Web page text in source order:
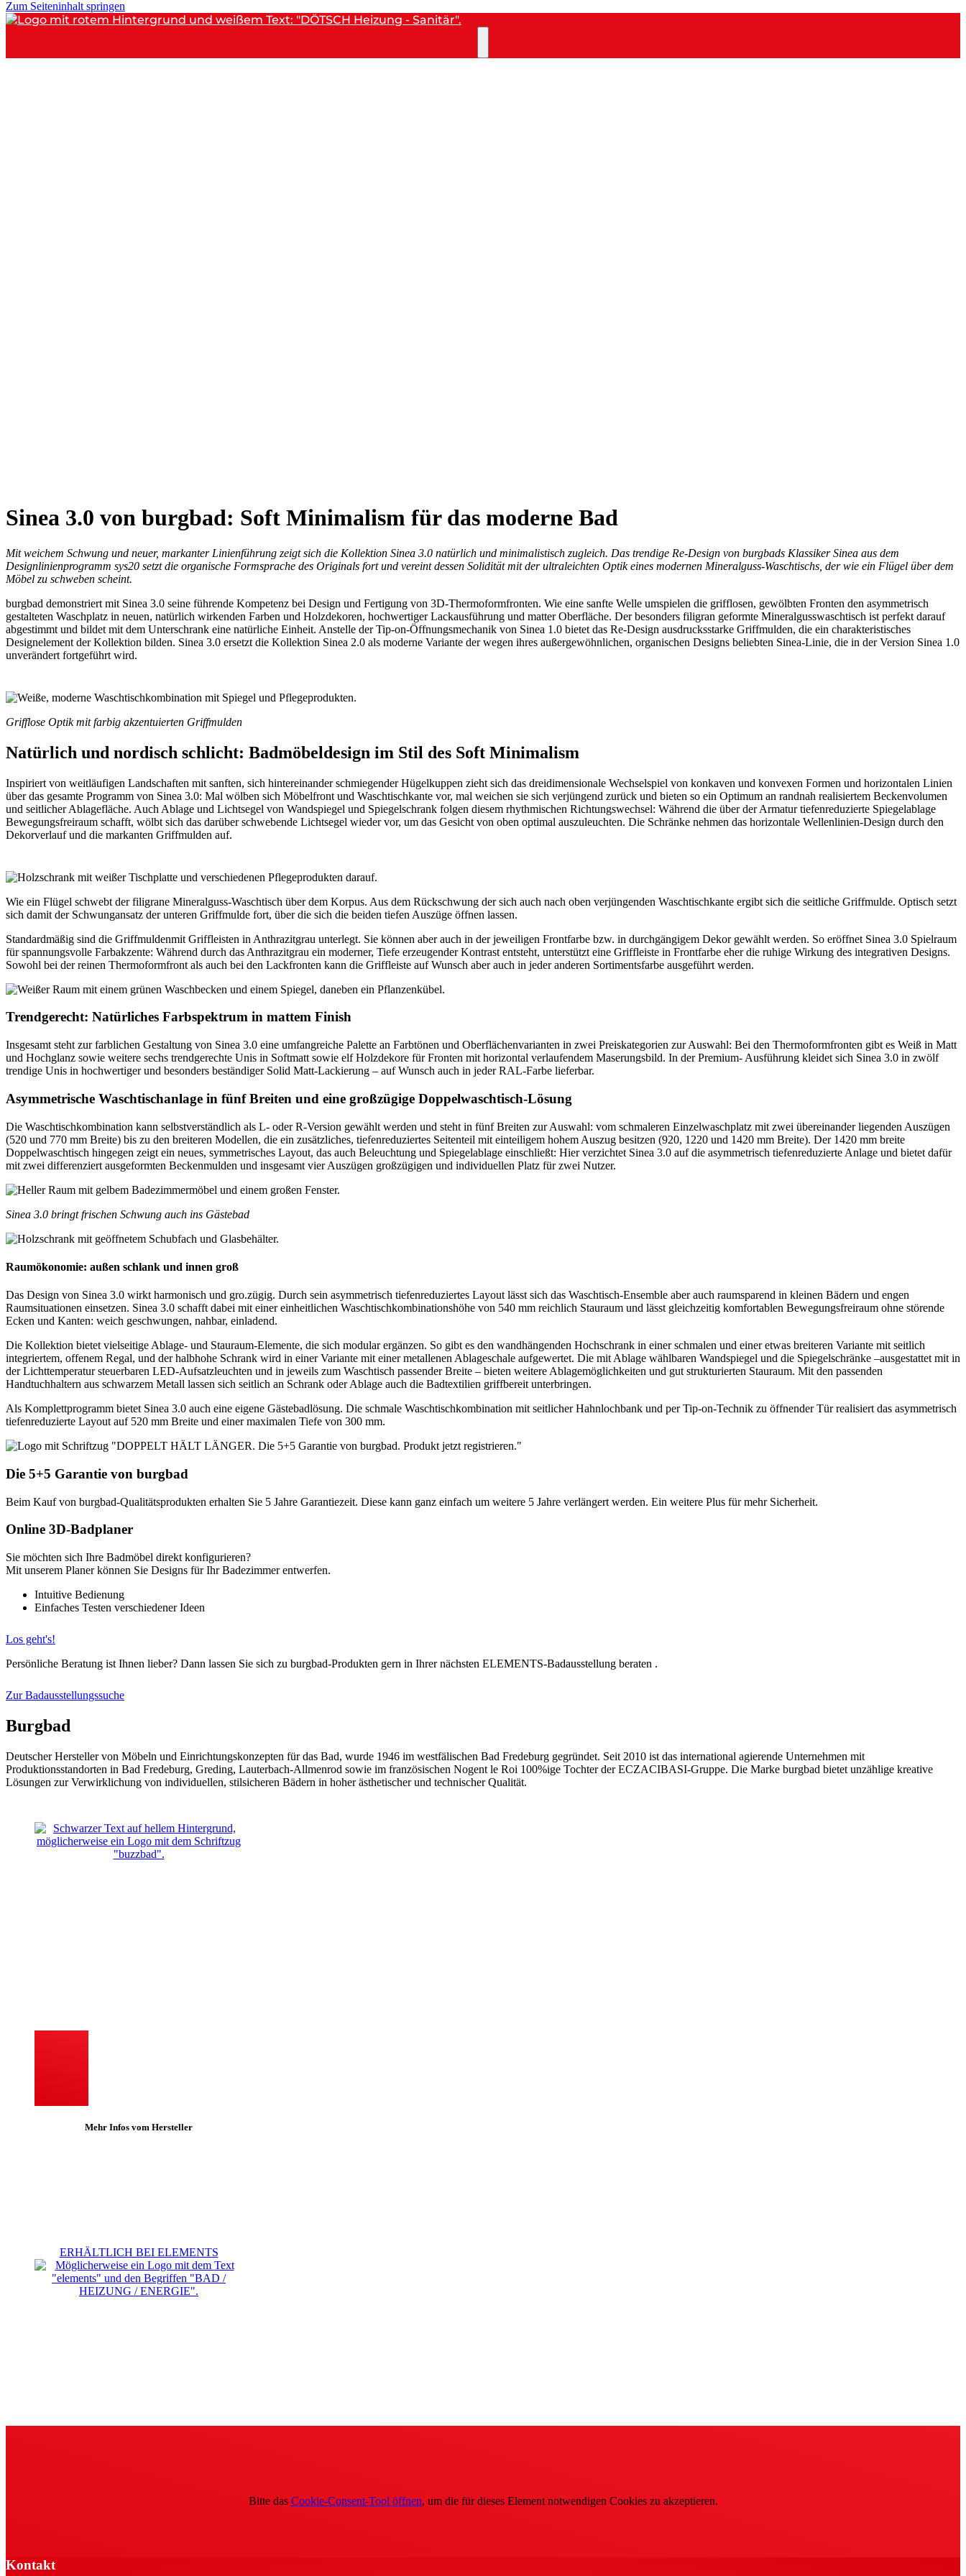
Zum Seiteninhalt springen
Sinea 3.0 von burgbad: Soft Minimalism für das moderne Bad
Mit weichem Schwung und neuer, markanter Linienführung zeigt sich die Kollektion Sinea 3.0 natürlich und minimalistisch zugleich. Das trendige Re-Design von burgbads Klassiker Sinea aus dem
Designlinienprogramm sys20 setzt die organische Formsprache des Originals fort und vereint dessen Solidität mit der ultraleichten Optik eines modernen Mineralguss-Waschtischs, der wie ein Flügel über dem
Möbel zu schweben scheint.
burgbad demonstriert mit Sinea 3.0 seine führende Kompetenz bei Design und Fertigung von 3D-Thermoformfronten. Wie eine sanfte Welle umspielen die grifflosen, gewölbten Fronten den asymmetrisch
gestalteten Waschplatz in neuen, natürlich wirkenden Farben und Holzdekoren, hochwertiger Lackausführung und matter Oberfläche. Der besonders filigran geformte Mineralgusswaschtisch ist perfekt darauf
abgestimmt und bildet mit dem Unterschrank eine natürliche Einheit. Anstelle der Tip-on-Öffnungsmechanik von Sinea 1.0 bietet das Re-Design ausdrucksstarke Griffmulden, die ein charakteristisches
Designelement der Kollektion bilden. Sinea 3.0 ersetzt die Kollektion Sinea 2.0 als moderne Variante der wegen ihres außergewöhnlichen, organischen Designs beliebten Sinea-Linie, die in der Version Sinea 1.0
unverändert fortgeführt wird.
Grifflose Optik mit farbig akzentuierten Griffmulden
Natürlich und nordisch schlicht: Badmöbeldesign im Stil des Soft Minimalism
Inspiriert von weitläufigen Landschaften mit sanften, sich hintereinander schmiegender Hügelkuppen zieht sich das dreidimensionale Wechselspiel von konkaven und konvexen Formen und horizontalen Linien
über das gesamte Programm von Sinea 3.0: Mal wölben sich Möbelfront und Waschtischkante vor, mal weichen sie sich verjüngend zurück und bieten so ein Optimum an randnah realisiertem Beckenvolumen
und seitlicher Ablagefläche. Auch Ablage und Lichtsegel von Wandspiegel und Spiegelschrank folgen diesem rhythmischen Richtungswechsel: Während die über der Armatur tiefenreduzierte Spiegelablage
Bewegungsfreiraum schafft, wölbt sich das darüber schwebende Lichtsegel wieder vor, um das Gesicht von oben optimal auszuleuchten. Die Schränke nehmen das horizontale Wellenlinien-Design durch den
Dekorverlauf und die markanten Griffmulden auf.
Wie ein Flügel schwebt der filigrane Mineralguss-Waschtisch über dem Korpus. Aus dem Rückschwung der sich auch nach oben verjüngenden Waschtischkante ergibt sich die seitliche Griffmulde. Optisch setzt
sich damit der Schwungansatz der unteren Griffmulde fort, über die sich die beiden tiefen Auszüge öffnen lassen.
Standardmäßig sind die Griffmuldenmit Griffleisten in Anthrazitgrau unterlegt. Sie können aber auch in der jeweiligen Frontfarbe bzw. in durchgängigem Dekor gewählt werden. So eröffnet Sinea 3.0 Spielraum
für spannungsvolle Farbakzente: Während durch das Anthrazitgrau ein moderner, Tiefe erzeugender Kontrast entsteht, unterstützt eine Griffleiste in Frontfarbe eher die ruhige Wirkung des integrativen Designs.
Sowohl bei der reinen Thermoformfront als auch bei den Lackfronten kann die Griffleiste auf Wunsch aber auch in jeder anderen Sortimentsfarbe ausgeführt werden.
Trendgerecht: Natürliches Farbspektrum in mattem Finish
Insgesamt steht zur farblichen Gestaltung von Sinea 3.0 eine umfangreiche Palette an Farbtönen und Oberflächenvarianten in zwei Preiskategorien zur Auswahl: Bei den Thermoformfronten gibt es Weiß in Matt
und Hochglanz sowie weitere sechs trendgerechte Unis in Softmatt sowie elf Holzdekore für Fronten mit horizontal verlaufendem Maserungsbild. In der Premium- Ausführung kleidet sich Sinea 3.0 in zwölf
trendige Unis in hochwertiger und besonders beständiger Solid Matt-Lackierung – auf Wunsch auch in jeder RAL-Farbe lieferbar.
Asymmetrische Waschtischanlage in fünf Breiten und eine großzügige Doppelwaschtisch-Lösung
Die Waschtischkombination kann selbstverständlich als L- oder R-Version gewählt werden und steht in fünf Breiten zur Auswahl: vom schmaleren Einzelwaschplatz mit zwei übereinander liegenden Auszügen
(520 und 770 mm Breite) bis zu den breiteren Modellen, die ein zusätzliches, tiefenreduziertes Seitenteil mit einteiligem hohem Auszug besitzen (920, 1220 und 1420 mm Breite). Der 1420 mm breite
Doppelwaschtisch hingegen zeigt ein neues, symmetrisches Layout, das auch Beleuchtung und Spiegelablage einschließt: Hier verzichtet Sinea 3.0 auf die asymmetrisch tiefenreduzierte Anlage und bietet dafür
mit zwei differenziert ausgeformten Beckenmulden und insgesamt vier Auszügen großzügigen und individuellen Platz für zwei Nutzer.
Sinea 3.0 bringt frischen Schwung auch ins Gästebad
Raumökonomie: außen schlank und innen groß
Das Design von Sinea 3.0 wirkt harmonisch und gro.zügig. Durch sein asymmetrisch tiefenreduziertes Layout lässt sich das Waschtisch-Ensemble aber auch raumsparend in kleinen Bädern und engen
Raumsituationen einsetzen. Sinea 3.0 schafft dabei mit einer einheitlichen Waschtischkombinationshöhe von 540 mm reichlich Stauraum und lässt gleichzeitig komfortablen Bewegungsfreiraum ohne störende
Ecken und Kanten: weich geschwungen, nahbar, einladend.
Die Kollektion bietet vielseitige Ablage- und Stauraum-Elemente, die sich modular ergänzen. So gibt es den wandhängenden Hochschrank in einer schmalen und einer etwas breiteren Variante mit seitlich
integriertem, offenem Regal, und der halbhohe Schrank wird in einer Variante mit einer metallenen Ablageschale aufgewertet. Die mit Ablage wählbaren Wandspiegel und die Spiegelschränke –ausgestattet mit in
der Lichttemperatur steuerbaren LED-Aufsatzleuchten und in jeweils zum Waschtisch passender Breite – bieten weitere Ablagemöglichkeiten und gut strukturierten Stauraum. Mit den passenden
Handtuchhaltern aus schwarzem Metall lassen sich seitlich an Schrank oder Ablage auch die Badtextilien griffbereit unterbringen.
Als Komplettprogramm bietet Sinea 3.0 auch eine eigene Gästebadlösung. Die schmale Waschtischkombination mit seitlicher Hahnlochbank und per Tip-on-Technik zu öffnender Tür realisiert das asymmetrisch
tiefenreduzierte Layout auf 520 mm Breite und einer maximalen Tiefe von 300 mm.
Die 5+5 Garantie von burgbad
Beim Kauf von burgbad-Qualitätsprodukten erhalten Sie 5 Jahre Garantiezeit. Diese kann ganz einfach um weitere 5 Jahre verlängert werden. Ein weitere Plus für mehr Sicherheit.
Online 3D-Badplaner
Sie möchten sich Ihre Badmöbel direkt konfigurieren?
Mit unserem Planer können Sie Designs für Ihr Badezimmer entwerfen.
Intuitive Bedienung
Einfaches Testen verschiedener Ideen
Los geht's!
Persönliche Beratung ist Ihnen lieber? Dann lassen Sie sich zu burgbad-Produkten gern in Ihrer nächsten ELEMENTS-Badausstellung beraten .
Zur Badausstellungssuche
Burgbad
Deutscher Hersteller von Möbeln und Ein­richtungskonzepten für das Bad, wurde 1946 im westfälischen Bad Fredeburg gegründet. Seit 2010 ist das international agierende Unternehmen mit
Produktionsstandorten in Bad Fredeburg, Greding, Lauterbach-Allmenrod sowie im französischen Nogent le Roi 100%ige Tochter der ECZACIBASI­-Gruppe. Die Marke burgbad bietet unzählige kreative
Lösungen zur Verwirklichung von individuellen, stilsicheren Bädern in hoher ästhetischer und technischer Qualität.
Mehr Infos vom Hersteller
ERHÄLTLICH BEI ELEMENTS
Bitte das Cookie-Consent-Tool öffnen, um die für dieses Element notwendigen Cookies zu akzeptieren.
Kontakt